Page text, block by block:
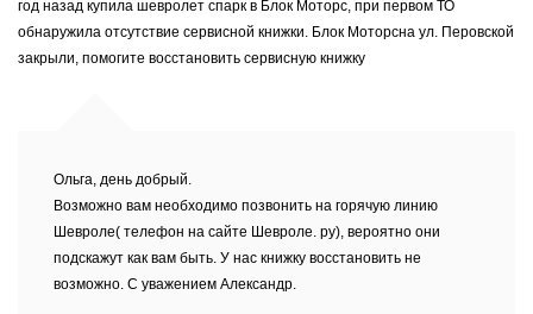
год назад купила шевролет спарк в Блок Моторс, при первом ТО
обнаружила отсутствие сервисной книжки. Блок Моторсна ул. Перовской
закрыли, помогите восстановить сервисную книжку
Ольга, день добрый.
Возможно вам необходимо позвонить на горячую линию
Шевроле( телефон на сайте Шевроле. ру), вероятно они
подскажут как вам быть. У нас книжку восстановить не
возможно. С уважением Александр.